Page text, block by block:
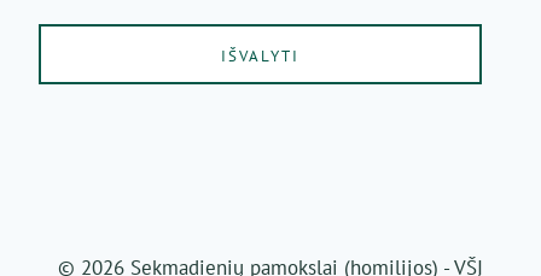
© 2026 Sekmadienių pamokslai (homilijos) - VŠĮ